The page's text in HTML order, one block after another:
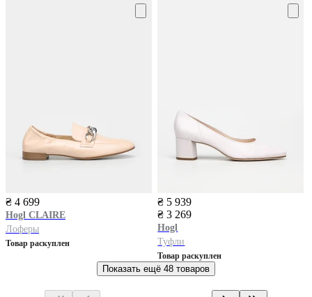
₴ 4 699
Hogl CLAIRE
Лоферы
Товар раскуплен
₴ 5 939
₴ 3 269
Hogl
Туфли
Товар раскуплен
Показать ещё 48 товаров